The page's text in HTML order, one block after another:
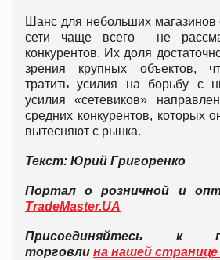
Шанс для небольших магазинов
сети чаще всего не
конкурентов. Их доля
зрения крупных объектов,
тратить усилия на борьбу с
усилия «сетевиков»
средних конкурентов, которых
вытесняют с рынка.
Текст: Юрий Григоренко
Портал о розничной и
TradeMaster.UA
Присоединяйтесь к
торговли на нашей странице